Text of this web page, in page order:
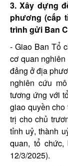
3. Xây dựng
phương (cấp
trình gửi Ban
- Giao Ban Tổ
cơ quan
đảng ở địa
nghiên cứu
tương ứng với
giao quyền
trị cho chủ
tỉnh uỷ, thành
quan, tổ chức,
12/3/2025).